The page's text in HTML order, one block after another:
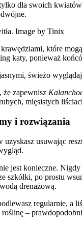
dla swoich
Image by Tinix
które
katy, ponieważ
świeżo
że zapewnisz
mięsistych
i rozwiązania
uzyskasz usuwając
jest konieczne.
szkółki, po prostu
drenażową.
regularnie,
–